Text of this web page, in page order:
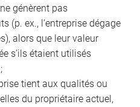
génèrent pas
(p. ex., l’entreprise dégage
alors que leur valeur
s’ils étaient utilisés
tient aux qualités ou
du propriétaire actuel,